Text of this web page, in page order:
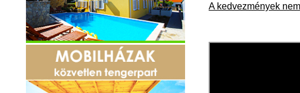
A kedvezmények